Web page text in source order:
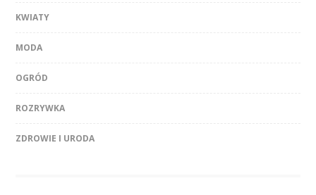
KWIATY
MODA
OGRÓD
ROZRYWKA
ZDROWIE I URODA